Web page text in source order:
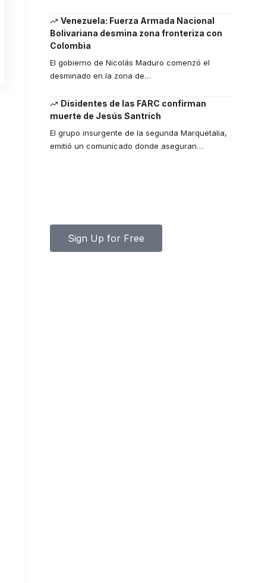
Venezuela: Fuerza Armada Nacional
Bolivariana desmina zona fronteriza con
Colombia
El gobierno de Nicolás Maduro comenzó el
desminado en la zona de…
Disidentes de las FARC confirman
muerte de Jesús Santrich
El grupo insurgente de la segunda Marquetalia,
emitió un comunicado donde aseguran…
Sign Up for Free